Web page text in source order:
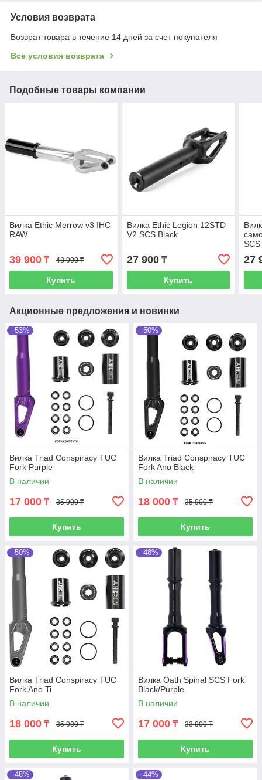
Условия возврата
Возврат товара в течение 14 дней за счет покупателя
Все условия возврата
Подобные товары компании
Вилка Ethic Merrow v3 IHC
RAW
39 900 ₸ 48 900 ₸
Купить
Вилка Ethic Legion 12STD
V2 SCS Black
27 900₸
Купить
27
Акционные предложения и новинки
–53%
Вилка Triad Conspiracy TUC
Fork Purple
В наличии
17 000 ₸ 35 900 ₸
Купить
–50%
Вилка Triad Conspiracy TUC
Fork Ano Black
В наличии
18 000 ₸ 35 900 ₸
Купить
–50%
Вилка Triad Conspiracy TUC
Fork Ano Ti
В наличии
18 000 ₸ 35 900 ₸
Купить
–48%
Вилка Oath Spinal SCS Fork
Black/Purple
В наличии
17 000 ₸ 33 000 ₸
Купить
–48% –44%